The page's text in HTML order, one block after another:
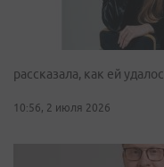
рассказала, как ей
10:56, 2 июля 2026